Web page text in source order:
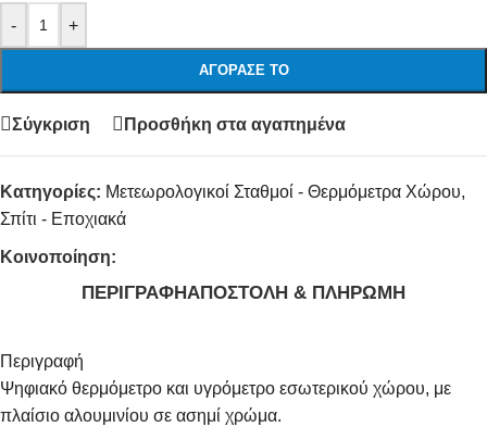
- +
ΑΓΌΡΑΣΕ ΤΟ
Σύγκριση Προσθήκη στα αγαπημένα
Κατηγορίες: Μετεωρολογικοί Σταθμοί - Θερμόμετρα Χώρου,
Σπίτι - Εποχιακά
Κοινοποίηση:
ΠΕΡΙΓΡΑΦΉΑΠΟΣΤΟΛΉ & ΠΛΗΡΩΜΉ
Περιγραφή
Ψηφιακό θερμόμετρο και υγρόμετρο εσωτερικού χώρου, με
πλαίσιο αλουμινίου σε ασημί χρώμα.